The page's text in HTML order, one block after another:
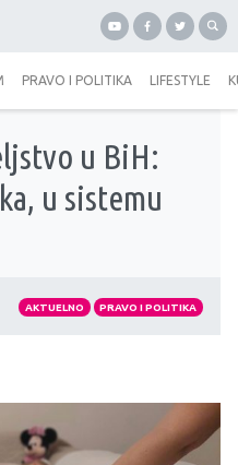
PRAVO I POLITIKA LIFESTYLE
u BiH:
u sistemu
AKTUELNO PRAVO I POLITIKA